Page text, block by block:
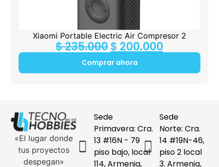
Xiaomi Portable Electric Air Compresor 2
$235.000$ 200.000
Comprar ahora
«El lugar donde
tus proyectos
despegan»
Sede
Primavera: Cra.
13 #16N - 79
piso bajo, local
114, Armenia,
Sede
Norte: Cra.
14 #19N-46,
piso 2 local
3. Armenia,